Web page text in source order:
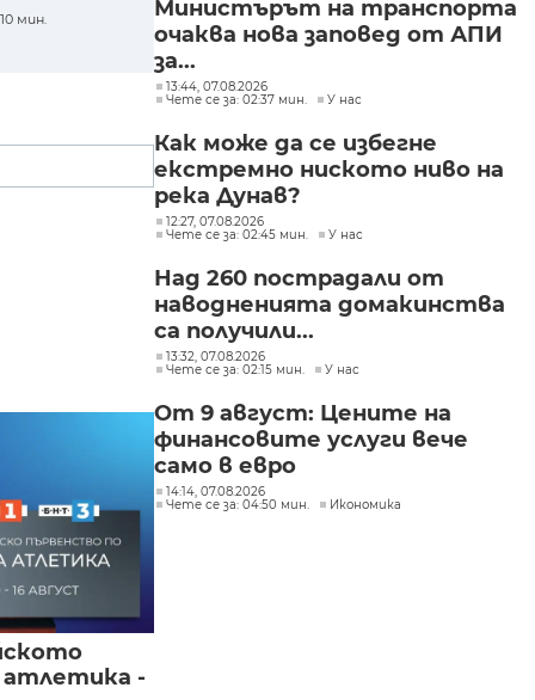
мин.
атлетика -
Министърът на транспорта
очаква нова заповед от АПИ
за...
13:44, 07.08.2026
Чете се за: 02:37 мин.
У нас
Как може да се избегне
екстремно ниското ниво на
река Дунав?
12:27, 07.08.2026
Чете се за: 02:45 мин.
У нас
Над 260 пострадали от
наводненията домакинства
са получили...
13:32, 07.08.2026
Чете се за: 02:15 мин.
У нас
От 9 август: Цените на
финансовите услуги вече
само в евро
14:14, 07.08.2026
Чете се за: 04:50 мин.
Икономика